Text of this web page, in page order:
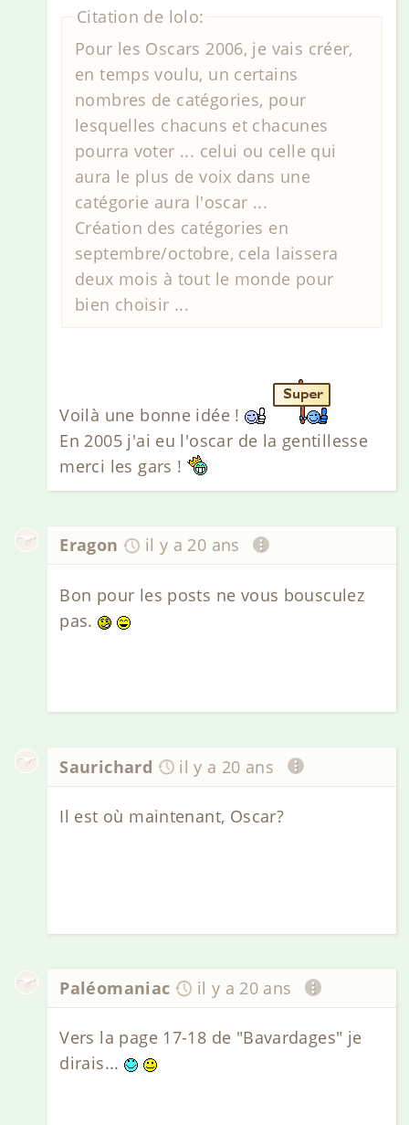
Citation de lolo:
Pour les Oscars 2006, je vais créer,
en temps voulu, un certains
nombres de catégories, pour
lesquelles chacuns et chacunes
pourra voter ... celui ou celle qui
aura le plus de voix dans une
catégorie aura l'oscar ...
Création des catégories en
septembre/octobre, cela laissera
deux mois à tout le monde pour
bien choisir ...
Voilà une bonne idée !
En 2005 j'ai eu l'oscar de la gentillesse
merci les gars !
Eragon il y a 20 ans
Bon pour les posts ne vous bousculez
pas.
Saurichard il y a 20 ans
Il est où maintenant, Oscar?
Paléomaniac il y a 20 ans
Vers la page 17-18 de "Bavardages" je
dirais...